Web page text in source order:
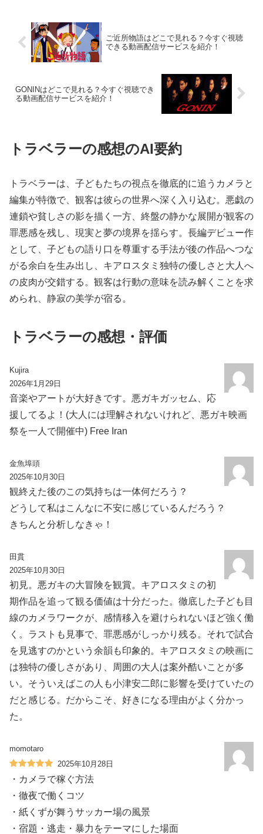
ご近所物語はどこで見れる？今すぐ視聴
できる動画配信サービスを紹介！
GONINはどこで見れる？今すぐ視聴でき
る動画配信サービスを紹介！
トラベラーの感想のAI要約
トラベラーは、子どもたちの視点を徹底的に追うカメラと
編集が特徴で、観客は彼らの世界へ深く入り込む。悪戯の
連鎖や貧しさの影を描く一方、終盤の静かな展開が観客の
罪悪感を残し、現実と夢の境界を揺らす。長編デビュー作
として、子どもの語り口を尊重する手法が後の作品へつな
がる余白を生み出し、キアロスタミ独特の優しさと大人へ
の皮肉が交錯する。観客は行動の意味を読み解くことを求
められ、静寂の美学が宿る。
トラベラーの感想・評価
Kujira
2026年1月29日
音楽やアートが大好きです。悪ガキガッセム、応
援してるよ！(大人には理解されないけれど、悪ガキ映画
祭を一人で開催中) Free Iran
金魚埠頭
2025年10月30日
観終えた後のこの気持ちは一体何だろう？
どうして私はこんなに不安に感じているんだろう？
きちんと分析しなきゃ！
田貫
2025年10月30日
初見。悪ガキの大冒険を観賞。キアロスタミの初
期作品を追って観る価値は十分だった。徹底した子ども目
線のカメラワークが、感情移入を避けられないほど強く働
く。ラストも見事で、罪悪感がしっかり残る。それで試合
を見逃すのかという余韻も印象的。キアロスタミの映画に
は独特の優しさがあり、周囲の大人は案外酷いことが多
い。そういえばこの人も小津安二郎に影響を受けていたの
だと感じる。だからこそ、好きになる理由がよく分かっ
た。
momotaro
2025年10月28日
・カメラで稼ぐ方法
・徹夜で働くコツ
・紙くずが舞うサッカー場の風景
・宿題・逃走・暴力をテーマにした場面